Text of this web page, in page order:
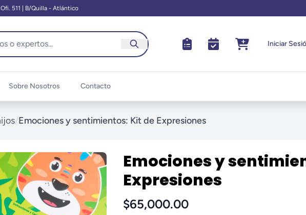
511 | B/Quilla - Atlántico
Iniciar
Sobre Nosotros Contacto
/Emociones y sentimientos: Kit de Expresiones
Emociones y
Expresiones
$65,000.00